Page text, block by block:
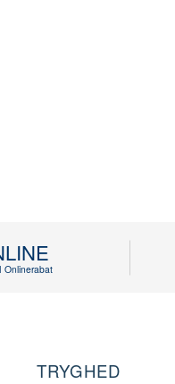
Onlinerabat
TRYGHED